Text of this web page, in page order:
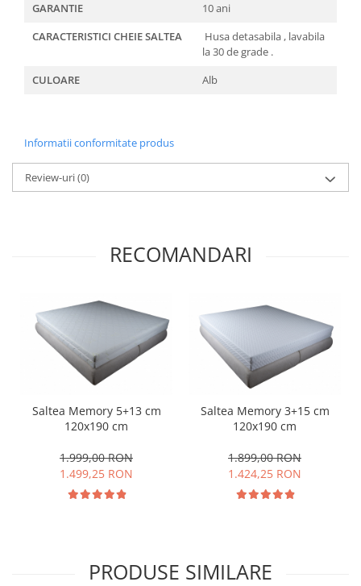
GARANTIE
10 ani
CARACTERISTICI CHEIE SALTEA
Husa detasabila , lavabila
la 30 de grade .
CULOARE
Alb
Informatii conformitate produs
Review-uri(0)
RECOMANDARI
Saltea Memory 5+13 cm
120x190 cm
1.999,00 RON
1.499,25 RON
Saltea Memory 3+15 cm
120x190 cm
1.899,00 RON
1.424,25 RON
PRODUSE SIMILARE